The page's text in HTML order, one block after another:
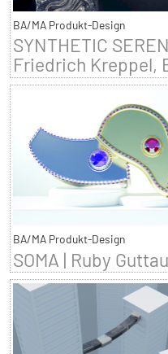
BA/MA Produkt-Design
SYNTHETIC
Friedrich Kreppel,
BA/MA Produkt-Design
SOMA | Ruby